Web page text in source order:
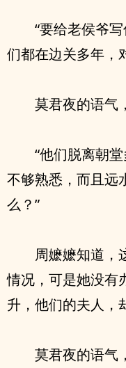
“要给老侯爷
们都在边关多年，
莫君夜的语气
“他们脱离朝
不够熟悉，而且远
么？”
周嬷嬷知道，
情况，可是她没有
升，他们的夫人，
莫君夜的语气